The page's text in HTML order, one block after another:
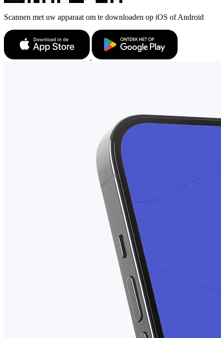
Scannen met uw apparaat om te downloaden op iOS of Android